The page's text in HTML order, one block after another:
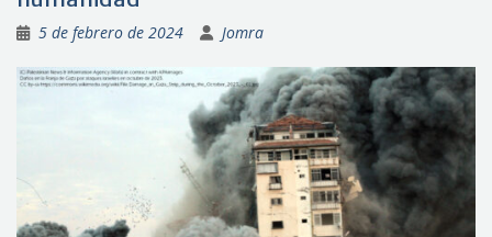
5 de febrero de 2024 Jomra